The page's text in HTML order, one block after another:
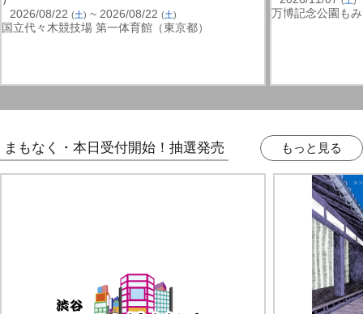
2026/08/22 (土) ~ 2026/08/22 (土)
国立代々木競技場 第一体育館（東京都）
万博記念公園も
まもなく・本日受付開始！抽選発売 もっと見る